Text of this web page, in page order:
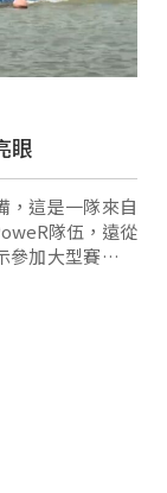
眼
，這是一隊來自
隊伍，遠從
加大型賽事，